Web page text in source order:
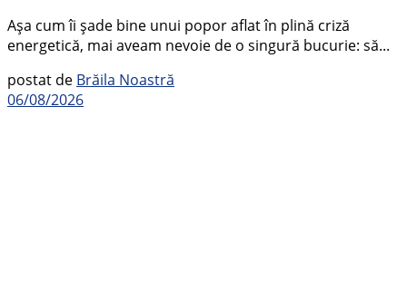
Așa cum îi șade bine unui popor aflat în plină criză
energetică, mai aveam nevoie de o singură bucurie: să...
postat de Brăila Noastră
06/08/2026